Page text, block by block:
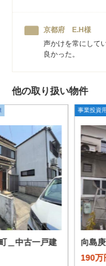
京都府 E.H様
声かけを常にして
良かった。
他の取り扱い物件
＿中古一戸建
事業投資用
向島
190万